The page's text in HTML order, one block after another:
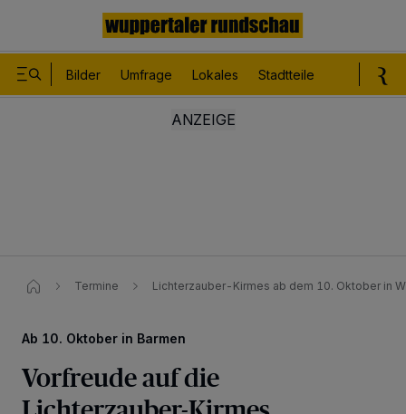
Bilder Umfrage Lokales Stadtteile
Termine Lichterzauber-Kirmes ab dem 10. Oktober in
Ab 10. Oktober in Barmen
Vorfreude auf die